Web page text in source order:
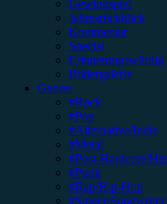
Gewinnspiel
Jahresrückblick
Kommentar
Special
Erinnerungswürdig
Bildergalerie
Genres
#Rock
#Pop
#Alternative/Indie
#Metal
#Post-Hardcore/
#Punk
#Rap/Hip-Hop
#Singer/Songwriter